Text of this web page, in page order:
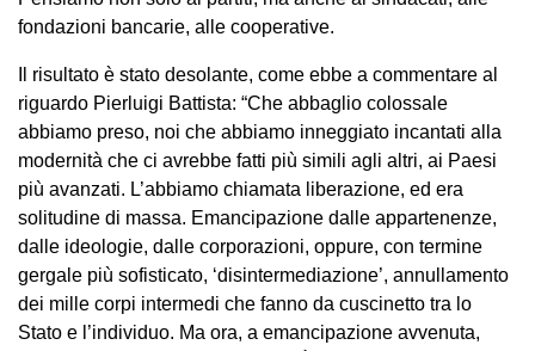
fondazioni bancarie, alle cooperative.
Il risultato è stato desolante, come ebbe a commentare al
riguardo Pierluigi Battista: “Che abbaglio colossale
abbiamo preso, noi che abbiamo inneggiato incantati alla
modernità che ci avrebbe fatti più simili agli altri, ai Paesi
più avanzati. L’abbiamo chiamata liberazione, ed era
solitudine di massa. Emancipazione dalle appartenenze,
dalle ideologie, dalle corporazioni, oppure, con termine
gergale più sofisticato, ‘disintermediazione’, annullamento
dei mille corpi intermedi che fanno da cuscinetto tra lo
Stato e l’individuo. Ma ora, a emancipazione avvenuta,